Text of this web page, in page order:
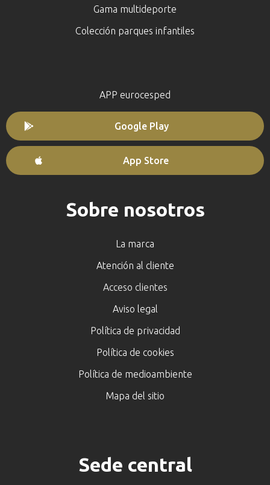
Gama multideporte
Colección parques infantiles
APP eurocesped
Google Play
App Store
Sobre nosotros
La marca
Atención al cliente
Acceso clientes
Aviso legal
Política de privacidad
Política de cookies
Política de medioambiente
Mapa del sitio
Sede central